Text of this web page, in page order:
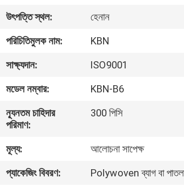
আমাদের
সম্পর্কে
কারখানা
ভ্রমণ
মান
নিয়ন্ত্রণ
উৎপত্তি স্থল:
হেনান
পরিচিতিমুলক নাম:
KBN
সাক্ষ্যদান:
ISO9001
মডেল নম্বার:
KBN-B6
ন্যূনতম চাহিদার
পরিমাণ:
300 পিসি
মূল্য:
আলোচনা সাপেক্ষ
প্যাকেজিং বিবরণ:
Polywoven ব্যাগ বা